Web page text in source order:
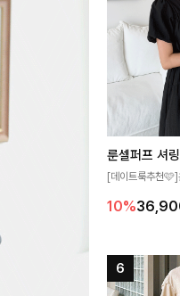
룬셀퍼프 셔
[데이트룩추천
성해주는 원피스
즐기기 좋아요
10%